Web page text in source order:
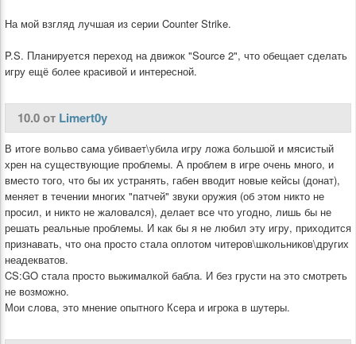
На мой взгляд лучшая из серии Counter Strike.
P.S. Планируется переход на движок "Source 2", что обещает сделать
игру ещё более красивой и интересной.
10.0 от Limert0y
В итоге вольво сама убивает\убила игру ложа большой и мясистый
хрен на существующие проблемы. А проблем в игре очень много, и
вместо того, что бы их устранять, габен вводит новые кейсы (донат),
меняет в течении многих "патчей" звуки оружия (об этом никто не
просил, и никто не жаловался), делает все что угодно, лишь бы не
решать реальные проблемы. И как бы я не любил эту игру, приходится
признавать, что она просто стала оплотом читеров\школьников\других
неадекватов.
CS:GO стала просто выжималкой бабла. И без грусти на это смотреть
не возможно.
Мои слова, это мнение опытного Ксера и игрока в шутеры.